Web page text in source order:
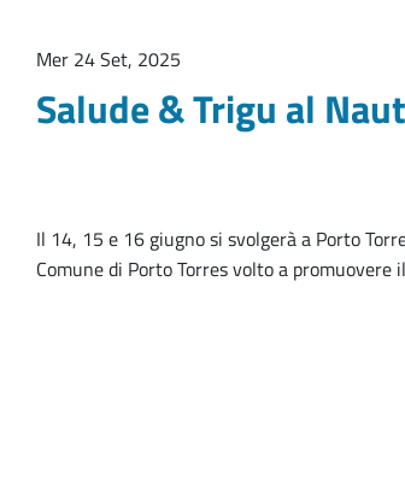
Mer 24 Set, 2025
Salude & Trigu al
Il 14, 15 e 16 giugno si svolgerà a Porto
Comune di Porto Torres volto a